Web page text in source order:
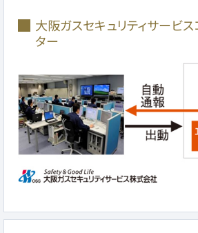
大阪ガスセキュリティサービ
ター